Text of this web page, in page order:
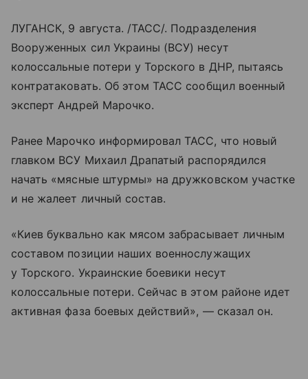
ЛУГАНСК, 9 августа. /ТАСС/. Подразделения
Вооруженных сил Украины (ВСУ) несут
колоссальные потери у Торского в ДНР, пытаясь
контратаковать. Об этом ТАСС сообщил военный
эксперт Андрей Марочко.
Ранее Марочко информировал ТАСС, что новый
главком ВСУ Михаил Драпатый распорядился
начать «мясные штурмы» на дружковском участке
и не жалеет личный состав.
«Киев буквально как мясом забрасывает личным
составом позиции наших военнослужащих
у Торского. Украинские боевики несут
колоссальные потери. Сейчас в этом районе идет
активная фаза боевых действий», — сказал он.